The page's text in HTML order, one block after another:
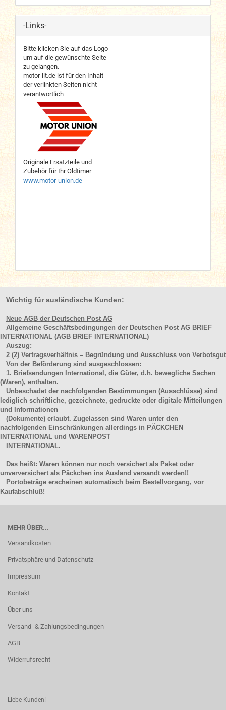
-Links-
Bitte klicken Sie auf das Logo
um auf die gewünschte Seite
zu gelangen.
motor-lit.de ist für den Inhalt
der verlinkten Seiten nicht
verantwortlich
Originale Ersatzteile und
Zubehör für Ihr Oldtimer
www.motor-union.de
Wichtig für ausländische Kunden:
Neue AGB der Deutschen Post AG
Allgemeine Geschäftsbedingungen der Deutschen Post AG BRIEF
INTERNATIONAL (AGB BRIEF INTERNATIONAL)
Auszug:
2 (2) Vertragsverhältnis – Begründung und Ausschluss von Verbotsgut
Von der Beförderung sind ausgeschlossen:
1. Briefsendungen International, die Güter, d.h. bewegliche Sachen
(Waren), enthalten.
Unbeschadet der nachfolgenden Bestimmungen (Ausschlüsse) sind
lediglich schriftliche, gezeichnete, gedruckte oder digitale Mitteilungen
und Informationen
(Dokumente) erlaubt. Zugelassen sind Waren unter den
nachfolgenden Einschränkungen allerdings in PÄCKCHEN
INTERNATIONAL und WARENPOST
INTERNATIONAL.
Das heißt: Waren können nur noch versichert als Paket oder
unverversichert als Päckchen ins Ausland versandt werden!!
Portobeträge erscheinen automatisch beim Bestellvorgang, vor
Kaufabschluß!
MEHR ÜBER...
Versandkosten
Privatsphäre und Datenschutz
Impressum
Kontakt
Über uns
Versand- & Zahlungsbedingungen
AGB
Widerrufsrecht
Liebe Kunden!